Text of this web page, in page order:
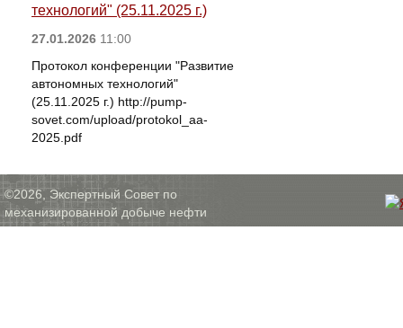
технологий" (25.11.2025 г.)
27.01.2026 11:00
Протокол конференции "Развитие
автономных технологий"
(25.11.2025 г.) http://pump-
sovet.com/upload/protokol_aa-
2025.pdf
©2026, Экспертный Совет по
механизированной добыче нефти